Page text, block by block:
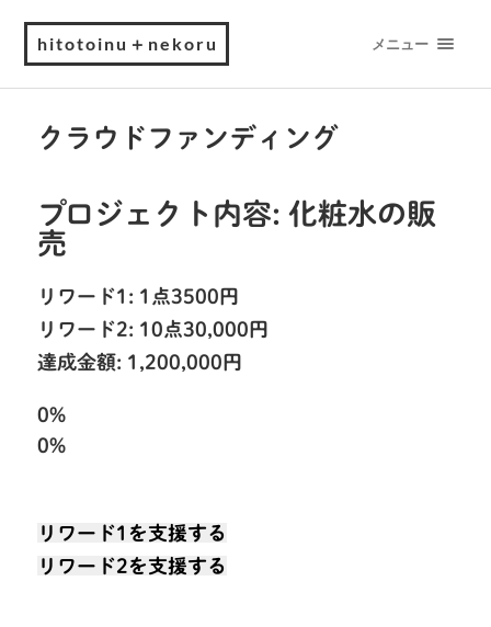
hitotoinu＋nekoru メニュー
クラウドファンディング
プロジェクト内容: 化粧水の販
売
リワード1: 1点3500円
リワード2: 10点30,000円
達成金額: 1,200,000円
0%
0%
リワード1を支援する
リワード2を支援する